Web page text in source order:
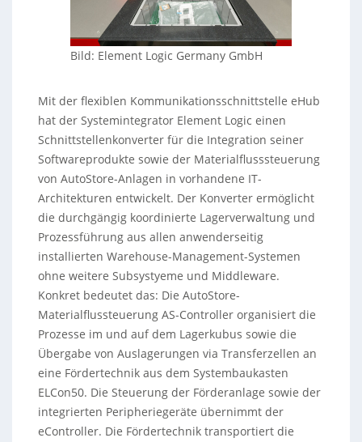
Bild: Element Logic Germany GmbH
Mit der flexiblen Kommunikationsschnittstelle eHub
hat der Systemintegrator Element Logic einen
Schnittstellenkonverter für die Integration seiner
Softwareprodukte sowie der Materialflusssteuerung
von AutoStore-Anlagen in vorhandene IT-
Architekturen entwickelt. Der Konverter ermöglicht
die durchgängig koordinierte Lagerverwaltung und
Prozessführung aus allen anwenderseitig
installierten Warehouse-Management-Systemen
ohne weitere Subsystyeme und Middleware.
Konkret bedeutet das: Die AutoStore-
Materialflussteuerung AS-Controller organisiert die
Prozesse im und auf dem Lagerkubus sowie die
Übergabe von Auslagerungen via Transferzellen an
eine Fördertechnik aus dem Systembaukasten
ELCon50. Die Steuerung der Förderanlage sowie der
integrierten Peripheriegeräte übernimmt der
eController. Die Fördertechnik transportiert die